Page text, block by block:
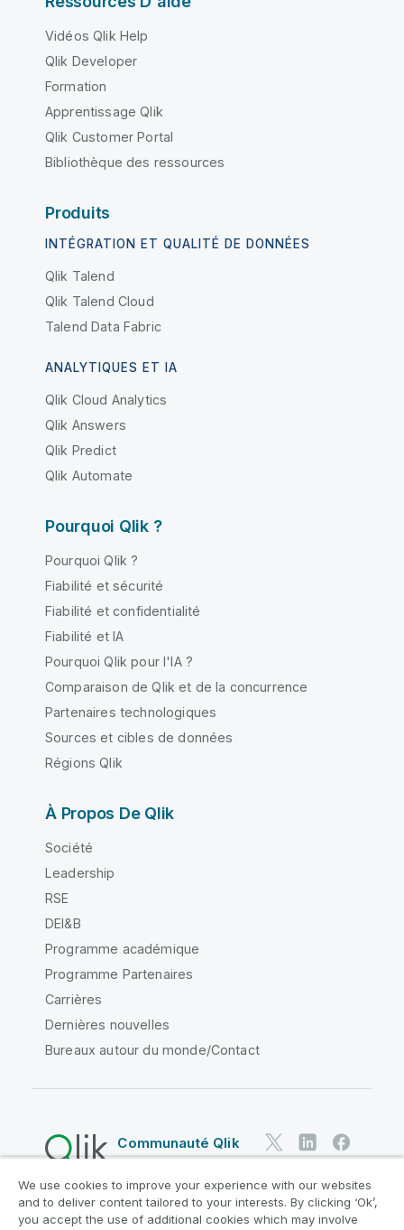
Vidéos Qlik Help
Qlik Developer
Formation
Apprentissage Qlik
Qlik Customer Portal
Bibliothèque des ressources
Produits
INTÉGRATION ET QUALITÉ DE DONNÉES
Qlik Talend
Qlik Talend Cloud
Talend Data Fabric
ANALYTIQUES ET IA
Qlik Cloud Analytics
Qlik Answers
Qlik Predict
Qlik Automate
Pourquoi Qlik ?
Pourquoi Qlik ?
Fiabilité et sécurité
Fiabilité et confidentialité
Fiabilité et IA
Pourquoi Qlik pour l'IA ?
Comparaison de Qlik et de la concurrence
Partenaires technologiques
Sources et cibles de données
Régions Qlik
À Propos De Qlik
Société
Leadership
RSE
DEI&B
Programme académique
Programme Partenaires
Carrières
Dernières nouvelles
Bureaux autour du monde/Contact
Communauté Qlik
Contrats juridiques
Conditions d'utilisation des produits
We use cookies to improve your experience with our websites
and to deliver content tailored to your interests. By clicking ‘Ok’,
you accept the use of additional cookies which may involve